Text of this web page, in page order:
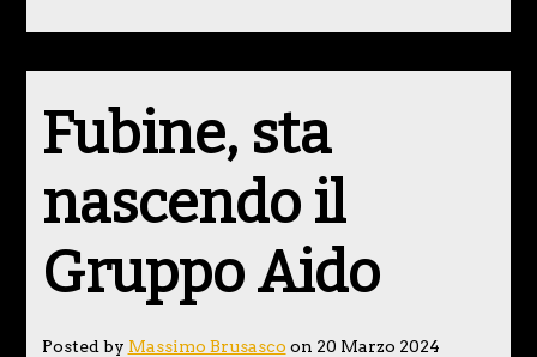
Fubine, sta
nascendo il
Gruppo Aido
Posted by Massimo Brusasco on 20 Marzo 2024